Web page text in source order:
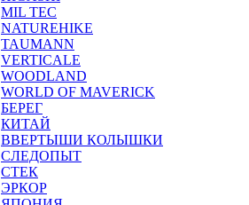
MIL TEC
NATUREHIKE
TAUMANN
VERTICALE
WOODLAND
WORLD OF MAVERICK
БЕРЕГ
КИТАЙ
ВВЕРТЫШИ КОЛЫШКИ
СЛЕДОПЫТ
СТЕК
ЭРКОР